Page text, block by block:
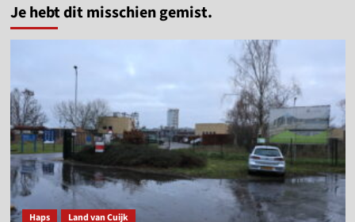
Je hebt dit misschien gemist.
Haps Land van Cuijk